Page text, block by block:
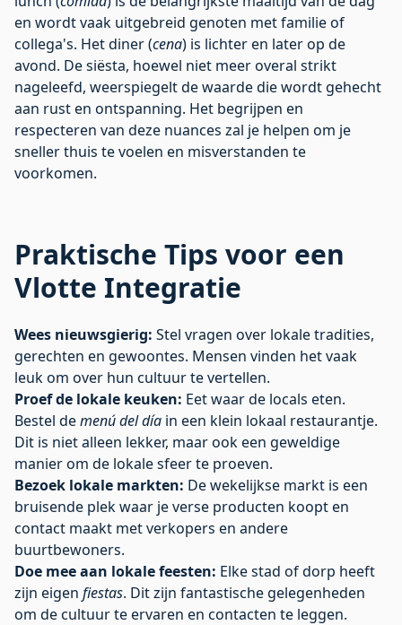
en wordt vaak uitgebreid genoten met familie of
collega's. Het diner (cena) is lichter en later op de
avond. De siësta, hoewel niet meer overal strikt
nageleefd, weerspiegelt de waarde die wordt gehecht
aan rust en ontspanning. Het begrijpen en
respecteren van deze nuances zal je helpen om je
sneller thuis te voelen en misverstanden te
voorkomen.
Praktische Tips voor een
Vlotte Integratie
Wees nieuwsgierig: Stel vragen over lokale tradities,
gerechten en gewoontes. Mensen vinden het vaak
leuk om over hun cultuur te vertellen.
Proef de lokale keuken: Eet waar de locals eten.
Bestel demenú del día in een klein lokaal restaurantje.
Dit is niet alleen lekker, maar ook een geweldige
manier om de lokale sfeer te proeven.
Bezoek lokale markten: De wekelijkse markt is een
bruisende plek waar je verse producten koopt en
contact maakt met verkopers en andere
buurtbewoners.
Doe mee aan lokale feesten: Elke stad of dorp heeft
zijn eigen fiestas. Dit zijn fantastische gelegenheden
om de cultuur te ervaren en contacten te leggen.